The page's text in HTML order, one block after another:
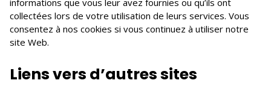
informations que vous leur avez fournies ou qu’ils ont
collectées lors de votre utilisation de leurs services. Vous
consentez à nos cookies si vous continuez à utiliser notre
site Web.
Liens vers d’autres sites